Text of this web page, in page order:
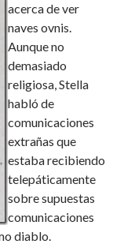
acerca de ver
naves ovnis.
Aunque no
demasiado
religiosa, Stella
habló de
comunicaciones
extrañas que
estaba recibiendo
telepáticamente
sobre supuestas
comunicaciones
diablo.